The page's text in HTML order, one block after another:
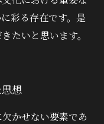
彩る存在です。是
たいと思います。
想
かせない要素であ